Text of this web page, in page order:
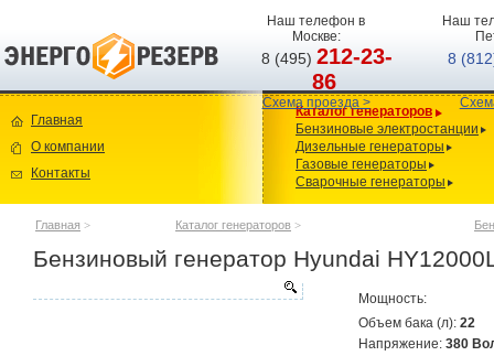
Наш телефон в
Москве:
8 (495)212-23-
86
Схема проезда >
Наш
8
Главная
О компании
Контакты
Каталог генераторов
Бензиновые электростанции
Дизельные генераторы
Газовые генераторы
Сварочные генераторы
Главная > Каталог генераторов >
Бензиновый генератор Hyundai
Мощность:
Объем бака (л): 22
Напряжение: 380